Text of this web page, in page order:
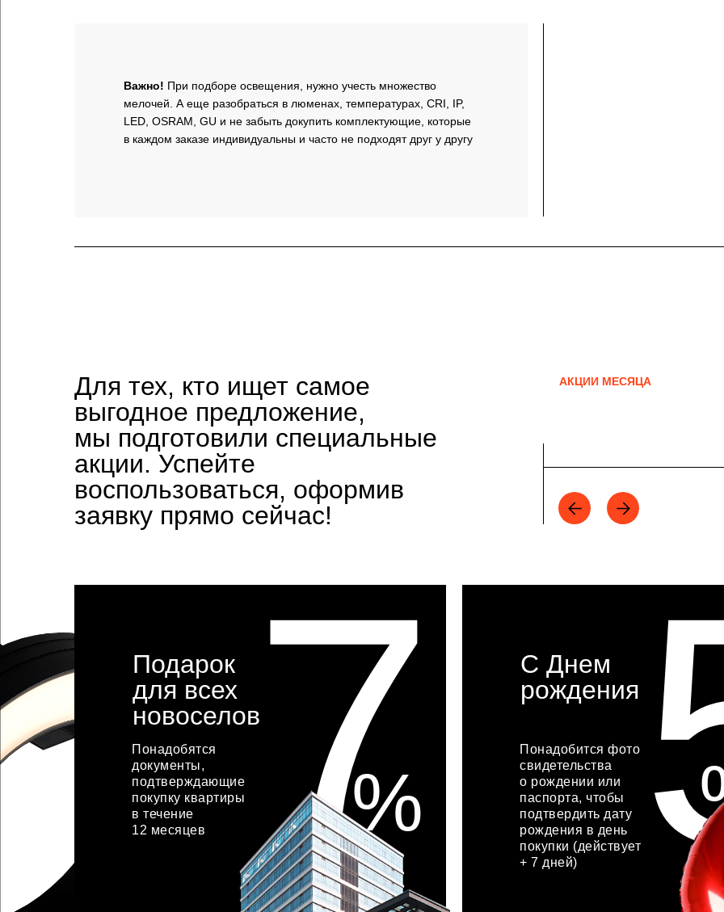
Важно! При подборе освещения, нужно учесть множество
мелочей. А еще разобраться в люменах, температурах, CRI, IP,
LED, OSRAM, GU и не забыть докупить комплектующие, которые
в каждом заказе индивидуальны и часто не подходят друг у другу
Для тех, кто ищет самое
выгодное предложение,
мы подготовили специальные
акции. Успейте
воспользоваться, оформив
заявку прямо сейчас!
АКЦИИ МЕСЯЦА
7
%
Подарок
для всех
новоселов
Понадобятся
документы,
подтверждающие
покупку квартиры
в течение
12 месяцев
С Днем
рождения
Понадобится фото
свидетельства
о рождении или
паспорта, чтобы
подтвердить дату
рождения в день
покупки (действует
+ 7 дней)